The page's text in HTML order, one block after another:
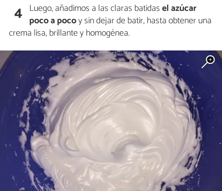
4 Luego, añadimos a las claras batidasel azúcar
poco a pocoy sin dejar de batir, hasta obtener una
crema lisa, brillante y homogénea.